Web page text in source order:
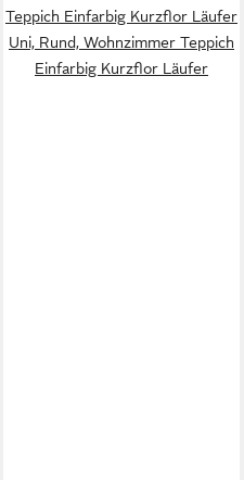
Teppich Einfarbig Kurzflor Läufer
Uni, Rund, Wohnzimmer Teppich
Einfarbig Kurzflor Läufer